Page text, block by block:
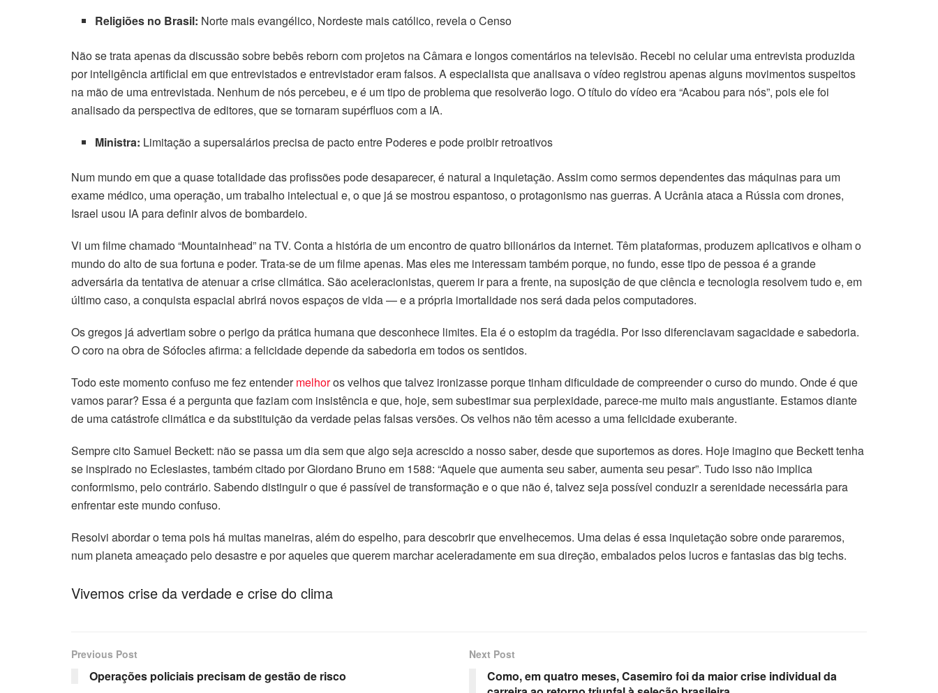
Religiões no Brasil: Norte mais evangélico, Nordeste mais católico, revela o Censo
Não se trata apenas da discussão sobre bebês reborn com projetos na Câmara e longos comentários na televisão. Recebi no celular uma entrevista produzida
por inteligência artificial em que entrevistados e entrevistador eram falsos. A especialista que analisava o vídeo registrou apenas alguns movimentos suspeitos
na mão de uma entrevistada. Nenhum de nós percebeu, e é um tipo de problema que resolverão logo. O título do vídeo era “Acabou para nós”, pois ele foi
analisado da perspectiva de editores, que se tornaram supérfluos com a IA.
Ministra: Limitação a supersalários precisa de pacto entre Poderes e pode proibir retroativos
Num mundo em que a quase totalidade das profissões pode desaparecer, é natural a inquietação. Assim como sermos dependentes das máquinas para um
exame médico, uma operação, um trabalho intelectual e, o que já se mostrou espantoso, o protagonismo nas guerras. A Ucrânia ataca a Rússia com drones,
Israel usou IA para definir alvos de bombardeio.
Vi um filme chamado “Mountainhead” na TV. Conta a história de um encontro de quatro bilionários da internet. Têm plataformas, produzem aplicativos e olham o
mundo do alto de sua fortuna e poder. Trata-se de um filme apenas. Mas eles me interessam também porque, no fundo, esse tipo de pessoa é a grande
adversária da tentativa de atenuar a crise climática. São aceleracionistas, querem ir para a frente, na suposição de que ciência e tecnologia resolvem tudo e, em
último caso, a conquista espacial abrirá novos espaços de vida — e a própria imortalidade nos será dada pelos computadores.
Os gregos já advertiam sobre o perigo da prática humana que desconhece limites. Ela é o estopim da tragédia. Por isso diferenciavam sagacidade e sabedoria.
O coro na obra de Sófocles afirma: a felicidade depende da sabedoria em todos os sentidos.
Todo este momento confuso me fez entendermelhoros velhos que talvez ironizasse porque tinham dificuldade de compreender o curso do mundo. Onde é que
vamos parar? Essa é a pergunta que faziam com insistência e que, hoje, sem subestimar sua perplexidade, parece-me muito mais angustiante. Estamos diante
de uma catástrofe climática e da substituição da verdade pelas falsas versões. Os velhos não têm acesso a uma felicidade exuberante.
Sempre cito Samuel Beckett: não se passa um dia sem que algo seja acrescido a nosso saber, desde que suportemos as dores. Hoje imagino que Beckett tenha
se inspirado no Eclesiastes, também citado por Giordano Bruno em 1588: “Aquele que aumenta seu saber, aumenta seu pesar”. Tudo isso não implica
conformismo, pelo contrário. Sabendo distinguir o que é passível de transformação e o que não é, talvez seja possível conduzir a serenidade necessária para
enfrentar este mundo confuso.
Resolvi abordar o tema pois há muitas maneiras, além do espelho, para descobrir que envelhecemos. Uma delas é essa inquietação sobre onde pararemos,
num planeta ameaçado pelo desastre e por aqueles que querem marchar aceleradamente em sua direção, embalados pelos lucros e fantasias das big techs.
Vivemos crise da verdade e crise do clima
Previous Post
Operações policiais precisam de gestão de risco
Next Post
Como, em quatro meses, Casemiro foi da maior crise individual da